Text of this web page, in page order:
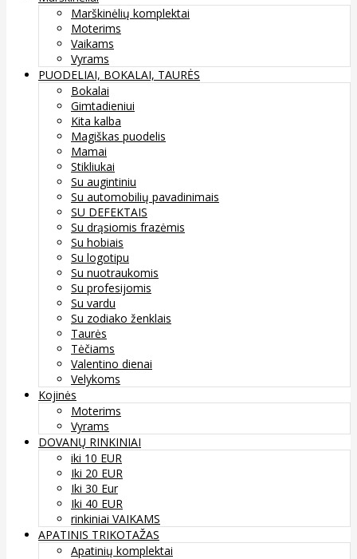
Marškinėlių komplektai
Moterims
Vaikams
Vyrams
PUODELIAI, BOKALAI, TAURĖS
Bokalai
Gimtadieniui
Kita kalba
Magiškas puodelis
Mamai
Stikliukai
Su augintiniu
Su automobilių pavadinimais
SU DEFEKTAIS
Su drąsiomis frazėmis
Su hobiais
Su logotipu
Su nuotraukomis
Su profesijomis
Su vardu
Su zodiako ženklais
Taurės
Tėčiams
Valentino dienai
Velykoms
Kojinės
Moterims
Vyrams
DOVANŲ RINKINIAI
iki 10 EUR
Iki 20 EUR
Iki 30 Eur
Iki 40 EUR
rinkiniai VAIKAMS
APATINIS TRIKOTAŽAS
Apatinių komplektai